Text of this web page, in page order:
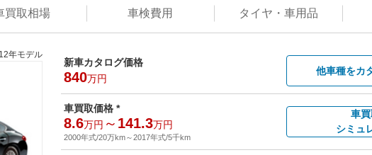
買取相場 車検費用 タイヤ・ 車用品
年モデル
新車カタログ価格
840万円
他車種をカ
車買取価格 *
8.6万円 ～ 141.3万円
2000年式/20万km～2017年式/5千km
車
シミュ